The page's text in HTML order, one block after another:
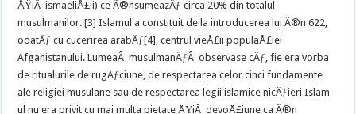
ÅŸiÂ ismaeliÅ£ii) ce Ã®nsumeazÄƒ circa 20% din totalul
musulmanilor. [3] Islamul a constituit de la introducerea lui Ã®n 622,
odatÄƒ cu cucerirea arabÄƒ[4], centrul vieÅ£ii populaÅ£iei
Afganistanului. LumeaÂ musulmanÄƒÂ observase cÄƒ, fie era vorba
de ritualurile de rugÄƒciune, de respectarea celor cinci fundamente
ale religiei musulane sau de respectarea legii islamice nicÄƒieri Islam-
ul nu era privit cu mai multa pietate ÅŸiÂ devoÅ£iune ca Ã®n